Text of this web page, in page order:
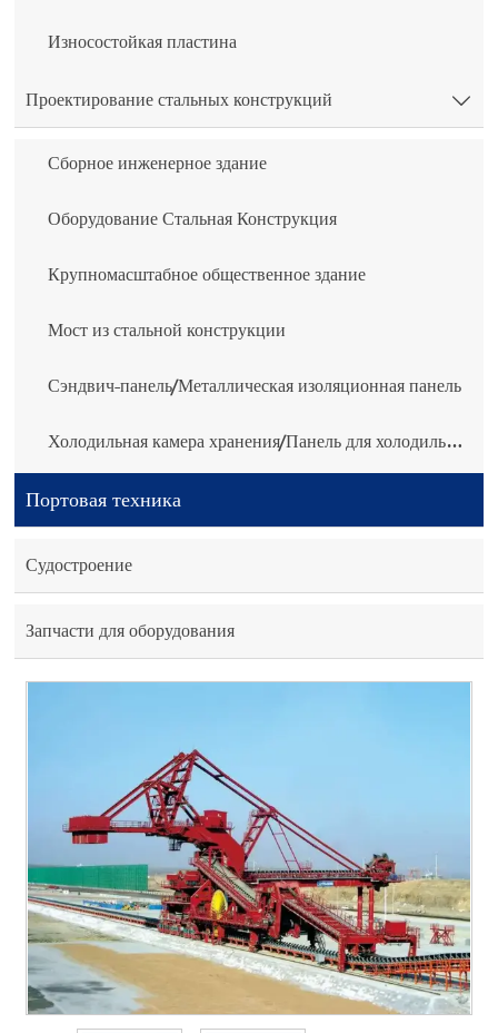
Износостойкая пластина
Проектирование стальных конструкций 
Сборное инженерное здание
Оборудование Стальная Конструкция
Крупномасштабное общественное здание
Мост из стальной конструкции
Сэндвич-панель/Металлическая изоляционная панель
Холодильная камера хранения/Панель для холодильной камеры
Портовая техника
Судостроение
Запчасти для оборудования